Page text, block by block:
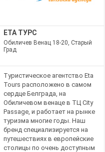
ETA ТУРС
Обиличев Венац 18-20, Старый
Град
Туристическое агентство Eta
Tours расположено в самом
сердце Белграда, на
Обиличевом венаце в ТЦ City
Passage, и работает на рынке
туризма многие годы. Наш
бренд специализируется на
путешествиях в европейские
столицы по очень доступным